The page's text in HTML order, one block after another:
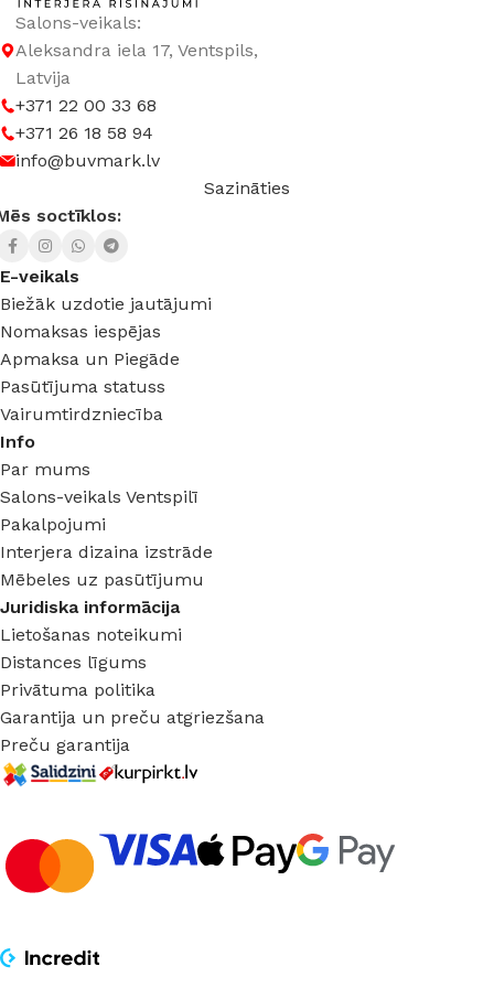
Salons-veikals:
Aleksandra iela 17, Ventspils,
Latvija
+371 22 00 33 68
+371 26 18 58 94
info@buvmark.lv
Sazināties
soctīklos:
E-veikals
Biežāk uzdotie jautājumi
Nomaksas iespējas
Apmaksa un Piegāde
Pasūtījuma statuss
Vairumtirdzniecība
Info
Par mums
Salons-veikals Ventspilī
Pakalpojumi
Interjera dizaina izstrāde
Mēbeles uz pasūtījumu
Juridiska informācija
Lietošanas noteikumi
Distances līgums
Privātuma politika
Garantija un preču atgriezšana
Preču garantija